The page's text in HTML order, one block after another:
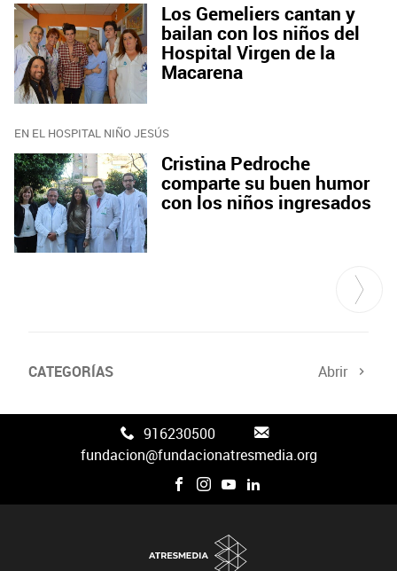
Los Gemeliers cantan y
bailan con los niños del
Hospital Virgen de la
Macarena
EN EL HOSPITAL NIÑO JESÚS
Cristina Pedroche
comparte su buen humor
con los niños ingresados
CATEGORÍAS Abrir
Canal FAN3
916230500
fundacion@fundacionatresmedia.org